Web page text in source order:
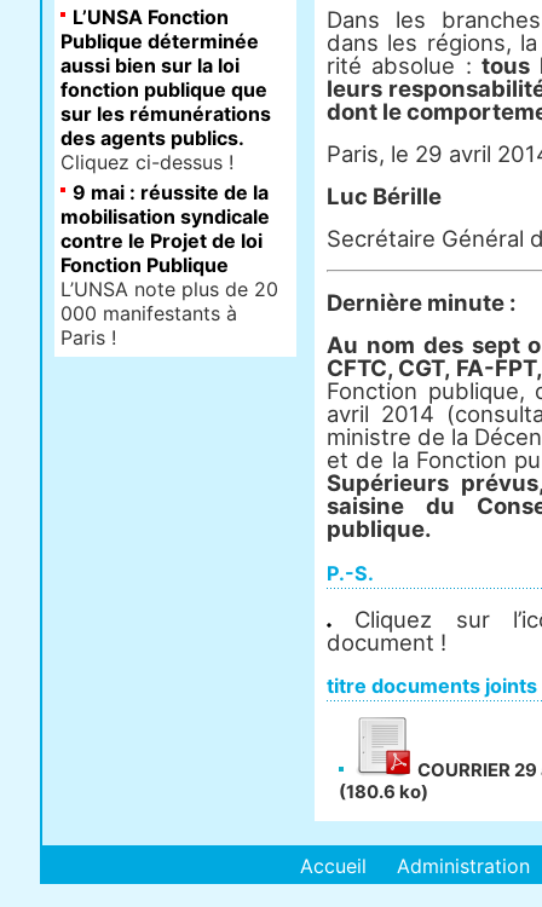
Dans les
dans les régions,
rité abso­lue :tous
leurs
dont le
Paris, le 29 avril
Luc Bérille
Secrétaire Général
Dernière minute :
Au nom des sept
CFTC, CGT, FA-
Fonction
avril 2014
ministre de la
et de la Fonction
Supérieurs
saisine du
publique.
P.-S.
Cliquez sur
document !
titre documents joints
COURRIER
(180.6 ko)
L’UNSA Fonction
Publique déterminée
aussi bien sur la loi
fonction publique que
sur les rémunérations
des agents publics.
Cliquez ci-dessus !
9 mai : réussite de la
mobilisation syndicale
contre le Projet de loi
Fonction Publique
L’UNSA note plus de 20
000 manifestants à
Paris !
Accueil Administration